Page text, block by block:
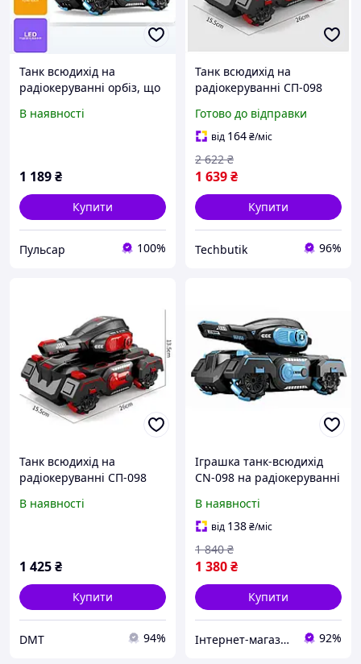
Танк всюдихід на
радіокеруванні орбіз, що
пультом ДУ UKC Water
В наявності
1 189₴
Купити
Пульсар 100%
Танк всюдихід на
радіокеруванні СП-098
браслет Червоний
Готово до відправки
від 164₴/міс
1 639₴
2 622 ₴
Купити
Techbutik 96%
Танк всюдихід на
радіокеруванні СП-098
браслет Червоний -
В наявності
1 425₴
Купити
DMT 94%
Іграшка танк-всюдихід
CN-098 на радіокеруванні
кулями Black-Blue
(3_03912)
В наявності
від 138₴/міс
1 380₴
1 840 ₴
Купити
Інтернет-магазин SmartWhale 92%